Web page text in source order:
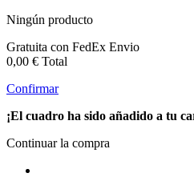
Ningún producto
Gratuita con FedEx Envio
0,00 € Total
Confirmar
¡El cuadro ha sido añadido a tu
Continuar la compra